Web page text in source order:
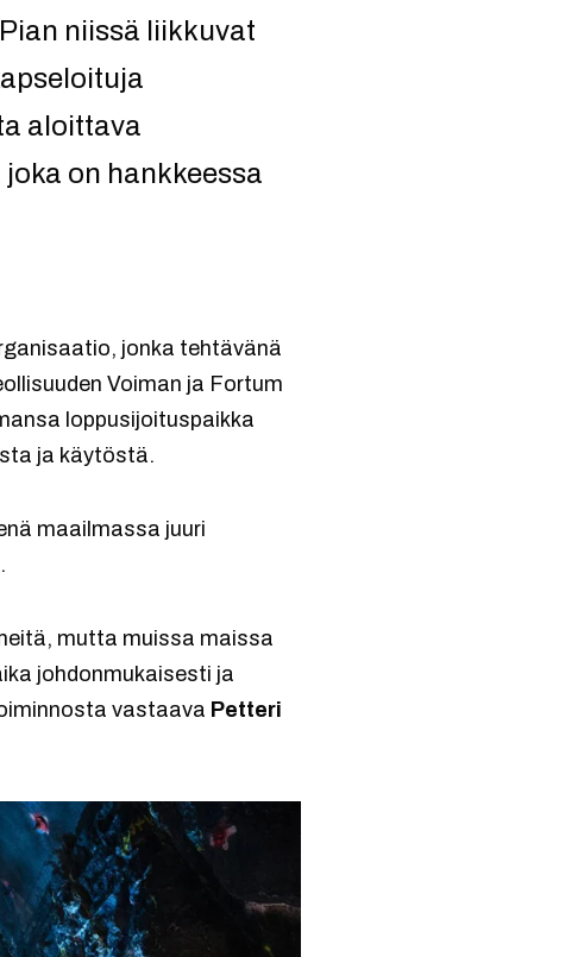
niissä liikkuvat
aloittava
on hankkeessa
jonka tehtävänä
Voiman ja Fortum
loppusijoituspaikka
ja käytöstä.
maailmassa juuri
mutta muissa maissa
johdonmukaisesti ja
vastaava Petteri